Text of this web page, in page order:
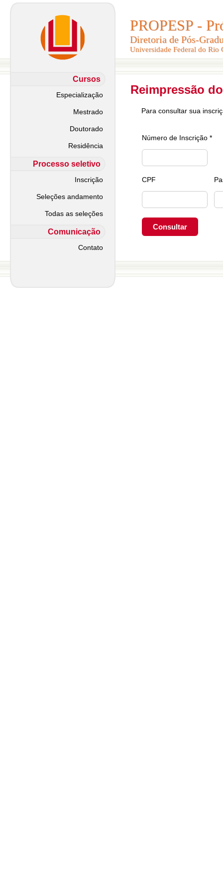
PROPESP -
Diretoria de Pós-
Universidade Federal do Rio
PROPESP -
Diretoria de Pós-
Universidade Federal do Rio
Cursos
Especialização
Mestrado
Doutorado
Residência
Processo seletivo
Inscrição
Seleções andamento
Todas as seleções
Comunicação
Contato
Reimpressão
Para consultar sua
Número de Inscrição *
CPF